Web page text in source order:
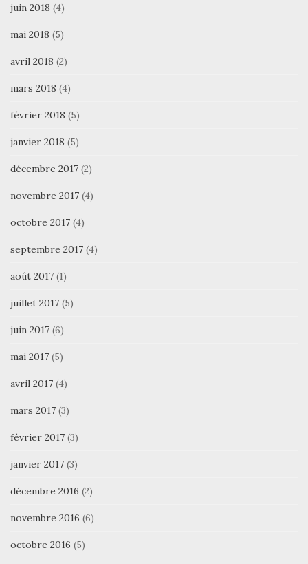
juin 2018 (4)
mai 2018 (5)
avril 2018 (2)
mars 2018 (4)
février 2018 (5)
janvier 2018 (5)
décembre 2017 (2)
novembre 2017 (4)
octobre 2017 (4)
septembre 2017 (4)
août 2017 (1)
juillet 2017 (5)
juin 2017 (6)
mai 2017 (5)
avril 2017 (4)
mars 2017 (3)
février 2017 (3)
janvier 2017 (3)
décembre 2016 (2)
novembre 2016 (6)
octobre 2016 (5)